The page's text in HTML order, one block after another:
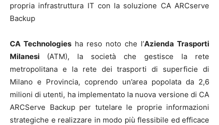
propria infrastruttura IT con la soluzione CA ARCserve
Backup
CA Technologies ha reso noto che l’Azienda Trasporti
Milanesi (ATM), la società che gestisce la rete
metropolitana e la rete dei trasporti di superficie di
Milano e Provincia, coprendo un’area popolata da 2,6
milioni di utenti, ha implementato la nuova versione di CA
ARCServe Backup per tutelare le proprie informazioni
strategiche e realizzare in modo più flessibile ed efficace